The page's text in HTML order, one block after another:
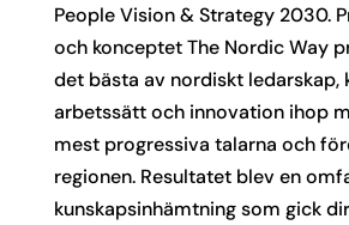
People Vision & Strategy 2030.
och konceptet The Nordic Way
det bästa av nordiskt ledarskap,
arbetssätt och innovation ihop
mest progressiva talarna och
regionen. Resultatet blev en
kunskapsinhämtning som gick